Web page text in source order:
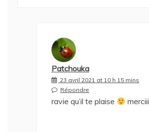
Patchouka
23 avril 2021 at 10 h 15 mins
Répondre
ravie qu’il te plaise merciii